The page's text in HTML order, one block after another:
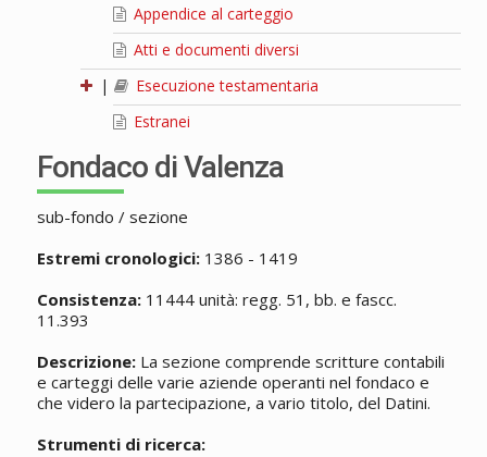
Appendice al carteggio
Atti e documenti diversi
|
Esecuzione testamentaria
Estranei
Fondaco di Valenza
sub-fondo / sezione
Estremi cronologici:1386 - 1419
Consistenza:11444 unità: regg. 51, bb. e fascc.
11.393
Descrizione:La sezione comprende scritture contabili
e carteggi delle varie aziende operanti nel fondaco e
che videro la partecipazione, a vario titolo, del Datini.
Strumenti di ricerca: